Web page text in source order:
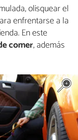
olisquear el
enfrentarse a la
En este
comer, además